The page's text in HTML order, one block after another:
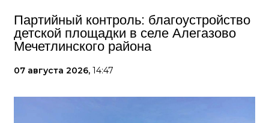
Партийный контроль: благоустройство
детской площадки в селе Алегазово
Мечетлинского района
07 августа 2026, 14:47